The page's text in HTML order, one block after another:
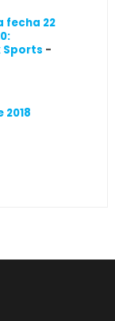
fecha 22
Sports -
2018